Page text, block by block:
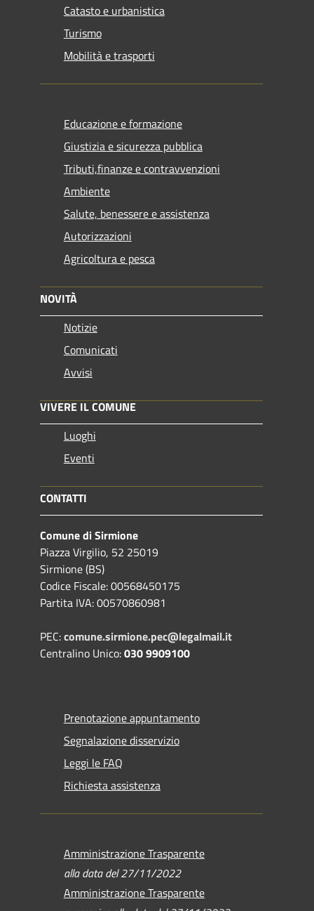
Catasto e urbanistica
Turismo
Mobilità e trasporti
Educazione e formazione
Giustizia e sicurezza pubblica
Tributi,finanze e contravvenzioni
Ambiente
Salute, benessere e assistenza
Autorizzazioni
Agricoltura e pesca
NOVITÀ
Notizie
Comunicati
Avvisi
VIVERE IL COMUNE
Luoghi
Eventi
CONTATTI
Comune di Sirmione
Piazza Virgilio, 52 25019
Sirmione (BS)
Codice Fiscale: 00568450175
Partita IVA: 00570860981
PEC:comune.sirmione.pec@legalmail.it
Centralino Unico:030 9909100
Prenotazione appuntamento
Segnalazione disservizio
Leggi le FAQ
Richiesta assistenza
Amministrazione Trasparente
alla data del 27/11/2022
Amministrazione Trasparente